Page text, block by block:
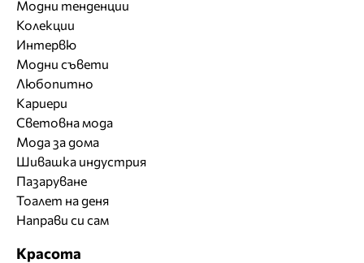
Модни тенденции
Колекции
Интервю
Модни съвети
Любопитно
Кариери
Световна мода
Мода за дома
Шивашка индустрия
Пазаруване
Тоалет на деня
Направи си сам
Красота